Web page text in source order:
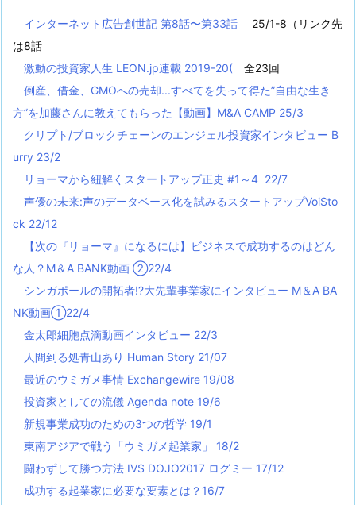
インターネット広告創世記 第8話〜第33話
25/1-8（リンク先
は8話
激動の投資家人生 LEON.jp連載 2019-20(
全23回
倒産、借金、GMOへの売却...すべてを失って得た”自由な生き
方”を加藤さんに教えてもらった【動画】M&A CAMP 25/3
クリプト/ブロックチェーンのエンジェル投資家インタビュー B
urry 23/2
リョーマから紐解くスタートアップ正史 #1～4 22/7
声優の未来:声のデータベース化を試みるスタートアップVoiSto
ck 22/12
【次の『リョーマ』になるには】ビジネスで成功するのはどん
な人？M＆A BANK動画 ②22/4
シンガポールの開拓者!?大先輩事業家にインタビュー M＆A BA
NK動画①22/4
金太郎細胞点滴動画インタビュー 22/3
人間到る処青山あり Human Story 21/07
最近のウミガメ事情 Exchangewire 19/08
投資家としての流儀 Agenda note 19/6
新規事業成功のための3つの哲学 19/1
東南アジアで戦う「ウミガメ起業家」 18/2
闘わずして勝つ方法 IVS DOJO2017 ログミー 17/12
成功する起業家に必要な要素とは？16/7